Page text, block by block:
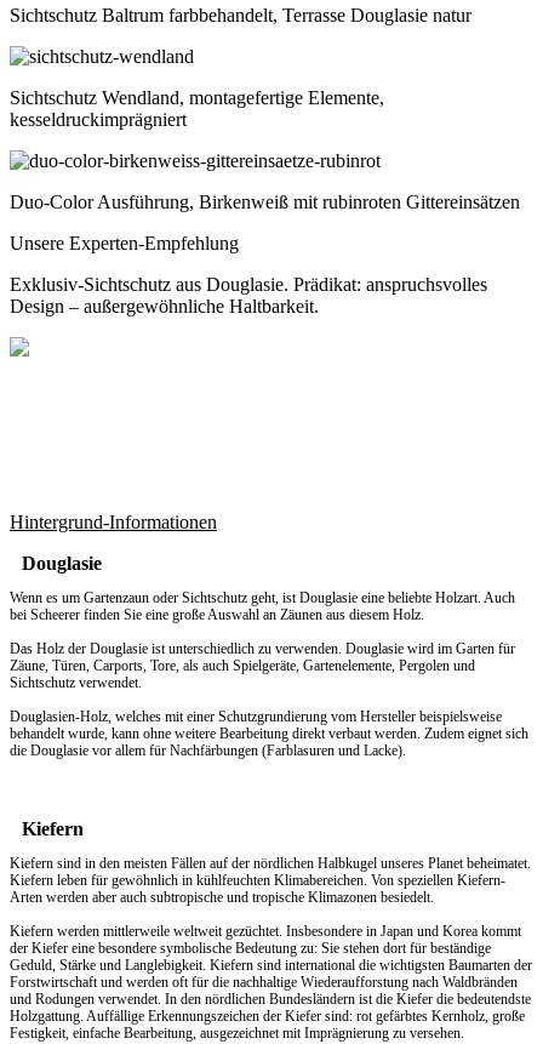
Sichtschutz Baltrum farbbehandelt, Terrasse Douglasie natur
Sichtschutz Wendland, montagefertige Elemente,
kesseldruckimprägniert
Duo-Color Ausführung, Birkenweiß mit rubinroten Gittereinsätzen
Unsere Experten-Empfehlung
Exklusiv-Sichtschutz aus Douglasie. Prädikat: anspruchsvolles
Design – außergewöhnliche Haltbarkeit.
Hintergrund-Informationen
Douglasie
Wenn es um Gartenzaun oder Sichtschutz geht, ist Douglasie eine beliebte Holzart. Auch
bei Scheerer finden Sie eine große Auswahl an Zäunen aus diesem Holz.
Das Holz der Douglasie ist unterschiedlich zu verwenden. Douglasie wird im Garten für
Zäune, Türen, Carports, Tore, als auch Spielgeräte, Gartenelemente, Pergolen und
Sichtschutz verwendet.
Douglasien-Holz, welches mit einer Schutzgrundierung vom Hersteller beispielsweise
behandelt wurde, kann ohne weitere Bearbeitung direkt verbaut werden. Zudem eignet sich
die Douglasie vor allem für Nachfärbungen (Farblasuren und Lacke).
Kiefern
Kiefern sind in den meisten Fällen auf der nördlichen Halbkugel unseres Planet beheimatet.
Kiefern leben für gewöhnlich in kühlfeuchten Klimabereichen. Von speziellen Kiefern-
Arten werden aber auch subtropische und tropische Klimazonen besiedelt.
Kiefern werden mittlerweile weltweit gezüchtet. Insbesondere in Japan und Korea kommt
der Kiefer eine besondere symbolische Bedeutung zu: Sie stehen dort für beständige
Geduld, Stärke und Langlebigkeit. Kiefern sind international die wichtigsten Baumarten der
Forstwirtschaft und werden oft für die nachhaltige Wiederaufforstung nach Waldbränden
und Rodungen verwendet. In den nördlichen Bundesländern ist die Kiefer die bedeutendste
Holzgattung. Auffällige Erkennungszeichen der Kiefer sind: rot gefärbtes Kernholz, große
Festigkeit, einfache Bearbeitung, ausgezeichnet mit Imprägnierung zu versehen.